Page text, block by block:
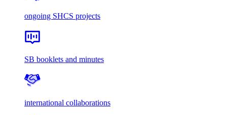
ongoing SHCS projects
SB booklets and minutes
international collaborations